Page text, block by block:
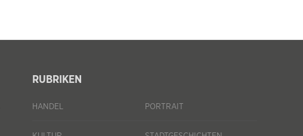
RUBRIKEN
HANDEL PORTRAIT